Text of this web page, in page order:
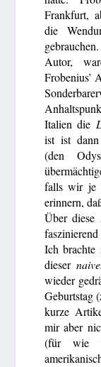
Frankfurt,
die
Autor,
Frobenius’
Italien die
ist ist
(den
falls wir je
erinnern,
Über diese
Ich brachte
dieser
wieder
Geburtstag
kurze
mir aber
(für wie